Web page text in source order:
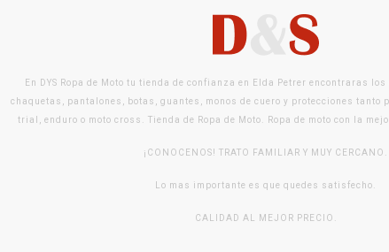
En DYS Ropa de Moto tu tienda de confianza en Elda Petrer encontraras los
chaquetas, pantalones, botas, guantes, monos de cuero y protecciones tanto
trial, enduro o moto cross. Tienda de Ropa de Moto. Ropa de moto con la
¡CONOCENOS! TRATO FAMILIAR Y MUY CERCANO.
Lo mas importante es que quedes satisfecho.
CALIDAD AL MEJOR PRECIO.